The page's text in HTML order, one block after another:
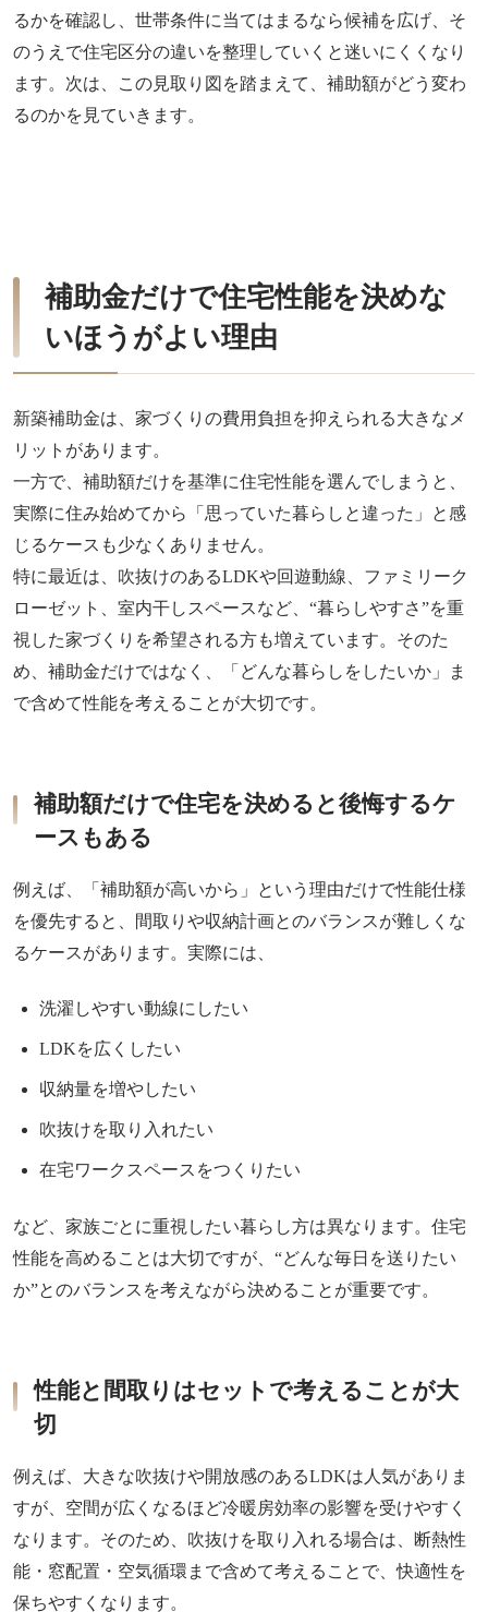
るかを確認し、世帯条件に当てはまるなら候補を広げ、そ
のうえで住宅区分の違いを整理していくと迷いにくくなり
ます。次は、この見取り図を踏まえて、補助額がどう変わ
るのかを見ていきます。
補助金だけで住宅性能を決めな
いほうがよい理由
新築補助金は、家づくりの費用負担を抑えられる大きなメ
リットがあります。
一方で、補助額だけを基準に住宅性能を選んでしまうと、
実際に住み始めてから「思っていた暮らしと違った」と感
じるケースも少なくありません。
特に最近は、吹抜けのあるLDKや回遊動線、ファミリーク
ローゼット、室内干しスペースなど、“暮らしやすさ”を重
視した家づくりを希望される方も増えています。そのた
め、補助金だけではなく、「どんな暮らしをしたいか」ま
で含めて性能を考えることが大切です。
補助額だけで住宅を決めると後悔するケ
ースもある
例えば、「補助額が高いから」という理由だけで性能仕様
を優先すると、間取りや収納計画とのバランスが難しくな
るケースがあります。実際には、
洗濯しやすい動線にしたい
LDKを広くしたい
収納量を増やしたい
吹抜けを取り入れたい
在宅ワークスペースをつくりたい
など、家族ごとに重視したい暮らし方は異なります。住宅
性能を高めることは大切ですが、“どんな毎日を送りたい
か”とのバランスを考えながら決めることが重要です。
性能と間取りはセットで考えることが大
切
例えば、大きな吹抜けや開放感のあるLDKは人気がありま
すが、空間が広くなるほど冷暖房効率の影響を受けやすく
なります。そのため、吹抜けを取り入れる場合は、断熱性
能・窓配置・空気循環まで含めて考えることで、快適性を
保ちやすくなります。